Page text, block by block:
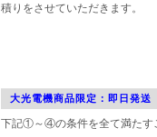
積りをさせていただきます。
大光電機商品限定：即日発送
下記①～④の条件を全て満たす